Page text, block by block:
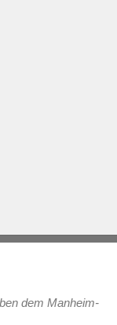
dem Manheim-